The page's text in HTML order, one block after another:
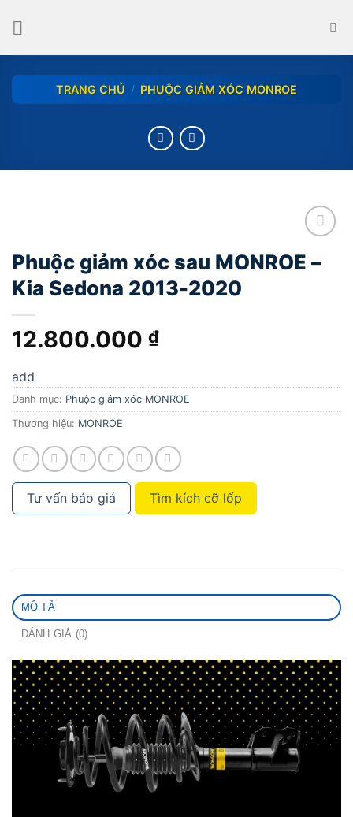
TRANG CHỦ / PHUỘC GIẢM XÓC MONROE
Phuộc giảm xóc sau MONROE –
Kia Sedona 2013-2020
12.800.000 ₫
add
Danh mục: Phuộc giảm xóc MONROE
Thương hiệu: MONROE
Tư vấn báo giá Tìm kích cỡ lốp
MÔ TẢ
ĐÁNH GIÁ (0)